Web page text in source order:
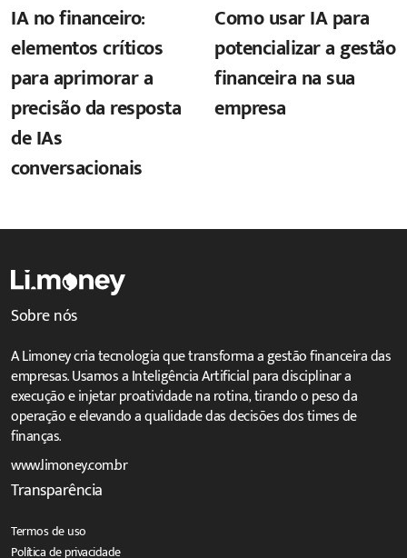
IA no financeiro:
elementos críticos
para aprimorar a
precisão da resposta
de IAs
conversacionais
Como usar IA para
potencializar a gestão
financeira na sua
empresa
Sobre nós
A Limoney cria tecnologia que transforma a gestão financeira das
empresas. Usamos a Inteligência Artificial para disciplinar a
execução e injetar proatividade na rotina, tirando o peso da
operação e elevando a qualidade das decisões dos times de
finanças.
www.limoney.com.br
Transparência
Termos de uso
Política de privacidade